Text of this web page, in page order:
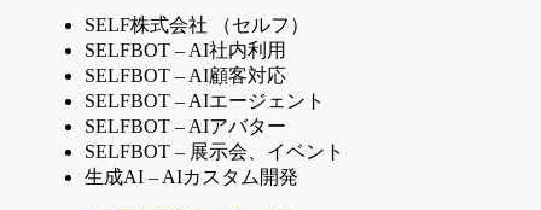
SELF株式会社 （セルフ）
SELFBOT – AI社内利用
SELFBOT – AI顧客対応
SELFBOT – AIエージェント
SELFBOT – AIアバター
SELFBOT – 展示会、イベント
生成AI – AIカスタム開発